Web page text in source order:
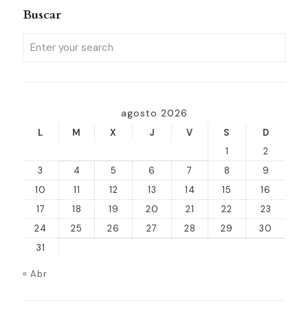
Buscar
agosto 2026
L M X J V S
D
1
2
3
4 5 6 7 8
9
10
11 12 13 14 15
16
17
18 19 20 21 22
23
24
25 26 27 28 29
30
31
« Abr